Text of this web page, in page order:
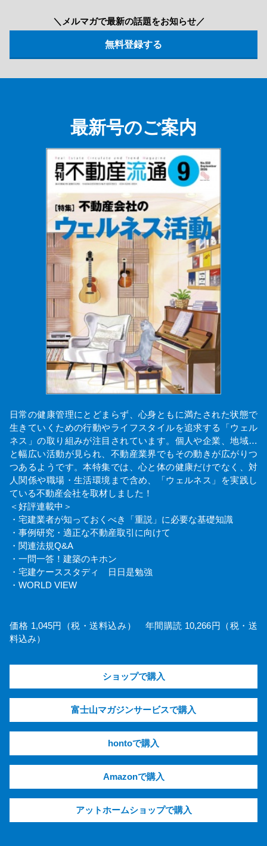
＼メルマガで最新の話題をお知らせ／
最新号のご案内
日常の健康管理にとどまらず、心身ともに満たされた状態で
生きていくための行動やライフスタイルを追求する「ウェル
ネス」の取り組みが注目されています。個人や企業、地域…
と幅広い活動が見られ、不動産業界でもその動きが広がりつ
つあるようです。本特集では、心と体の健康だけでなく、対
人関係や職場・生活環境まで含め、「ウェルネス」を実践し
ている不動産会社を取材しました！
＜好評連載中＞
・宅建業者が知っておくべき「重説」に必要な基礎知識
・事例研究・適正な不動産取引に向けて
・関連法規Q&A
・一問一答！建築のキホン
・宅建ケーススタディ 日日是勉強
・WORLD VIEW
価格 1,045円（税・送料込み） 年間購読 10,266円（税・送
料込み）
ショップで購入
富士山マガジンサービスで購入
hontoで購入
Amazonで購入
アットホームショップで購入